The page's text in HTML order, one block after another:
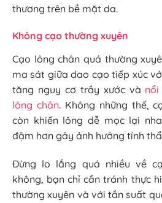
thương trên bề mặt da.
Không cạo thường xuyên
Cạo lông chân quá thường
ma sát giữa dao cạo tiếp xúc
tăng nguy cơ trầy xước và
lông chân. Không những thế,
còn khiến lông dễ mọc lại
đậm hơn gây ảnh hưởng tính
Đừng lo lắng quá nhiều về
không, bạn chỉ cần tránh thực
thường xuyên và với tần suất